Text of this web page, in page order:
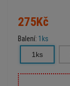
275Kč
Balení: 1ks
1ks